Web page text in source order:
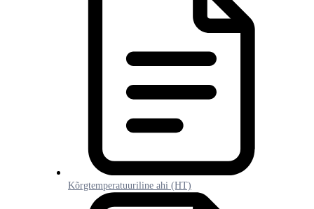
Kõrgtemperatuuriline ahi (HT)